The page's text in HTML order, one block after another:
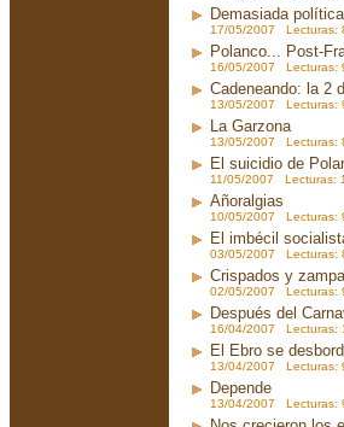
Demasiada política
17/05/2007 Lecturas:
Polanco... Post-
16/05/2007 Lecturas:
Cadeneando: la 2
13/05/2007 Lecturas:
La Garzona
13/05/2007 Lecturas:
El suicidio de
11/05/2007 Lecturas:
Añoralgias
10/05/2007 Lecturas:
El imbécil
03/05/2007 Lecturas:
Crispados y
02/05/2007 Lecturas:
Después del
16/04/2007 Lecturas:
El Ebro se
13/04/2007 Lecturas:
Depende
13/04/2007 Lecturas: